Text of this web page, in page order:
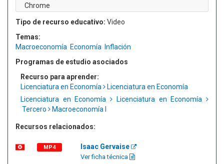
Chrome
Tipo de recurso educativo: Video
Temas:
Macroeconomía Economía
Inflación
Programas de estudio asociados
Recurso para aprender:
Licenciatura en Economía
Licenciatura en Economía
Licenciatura en Economía
Licenciatura en Economía
Tercero
Macroeconomía I
Recursos relacionados:
MP4 Isaac Gervaise
Ver ficha técnica